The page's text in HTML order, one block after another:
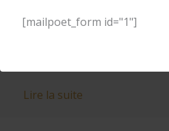
[mailpoet_form id="1"]
16 Juin 2025 Un Commentaire
Lire la suite